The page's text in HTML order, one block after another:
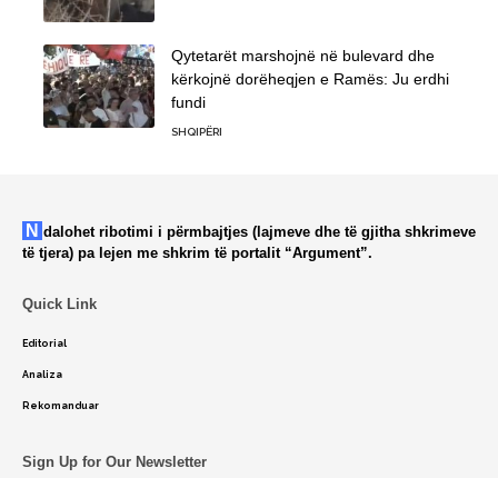
Qytetarët marshojnë në bulevard dhe
kërkojnë dorëheqjen e Ramës: Ju erdhi
fundi
SHQIPËRI
Ndalohet ribotimi i përmbajtjes (lajmeve dhe të gjitha shkrimeve
të tjera) pa lejen me shkrim të portalit “Argument”.
Quick Link
Editorial
Analiza
Rekomanduar
Sign Up for Our Newsletter